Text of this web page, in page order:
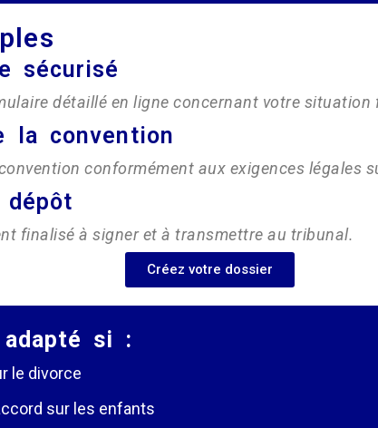
sécurisé
détaillé en ligne concernant votre situation
la convention
conformément aux exigences légales
finalisé à signer et à transmettre au tribunal.
Créez votre dossier
si :
le divorce
sur les enfants